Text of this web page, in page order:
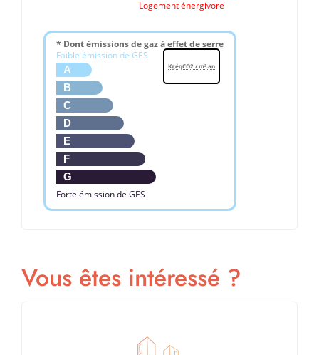
Logement énergivore
* Dont émissions de gaz à effet de serre
Faible émission de GES
A
B
C
D
E
F
G
Forte émission de GES
KgéqCO2 / m².an
Vous êtes intéressé ?